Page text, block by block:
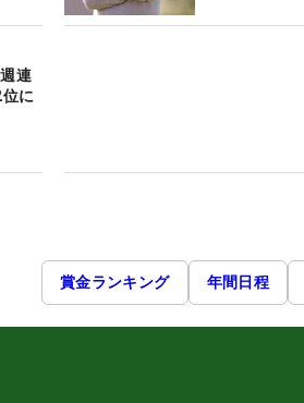
連
に
賞金ランキング 年間日程